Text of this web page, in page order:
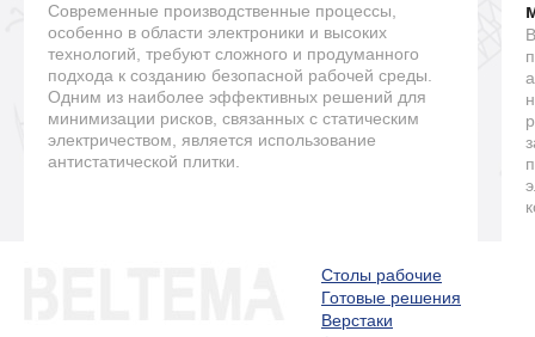
Современные производственные процессы,
особенно в области электроники и высоких
технологий, требуют сложного и продуманного
подхода к созданию безопасной рабочей среды.
Одним из наиболее эффективных решений для
минимизации рисков, связанных с статическим
электричеством, является использование
антистатической плитки.
Столы рабочие
Готовые решения
Верстаки